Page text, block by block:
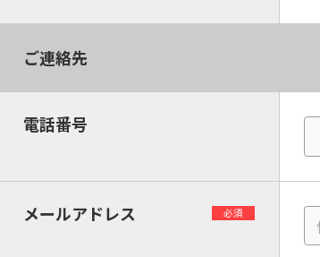
ご連絡先
電話番号
メールアドレス 必須